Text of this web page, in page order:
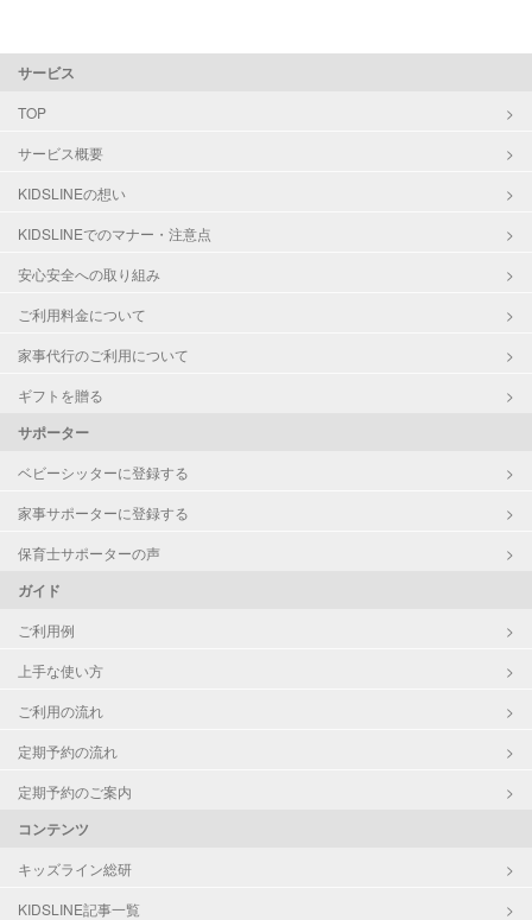
サービス
TOP
サービス概要
KIDSLINEの想い
KIDSLINEでのマナー・注意点
安心安全への取り組み
ご利用料金について
家事代行のご利用について
ギフトを贈る
サポーター
ベビーシッターに登録する
家事サポーターに登録する
保育士サポーターの声
ガイド
ご利用例
上手な使い方
ご利用の流れ
定期予約の流れ
定期予約のご案内
コンテンツ
キッズライン総研
KIDSLINE記事一覧